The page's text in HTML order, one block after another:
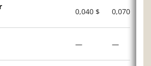
0,040 $ 0,070 $
— —